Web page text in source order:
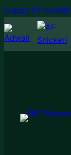
Hoppa till innehåll